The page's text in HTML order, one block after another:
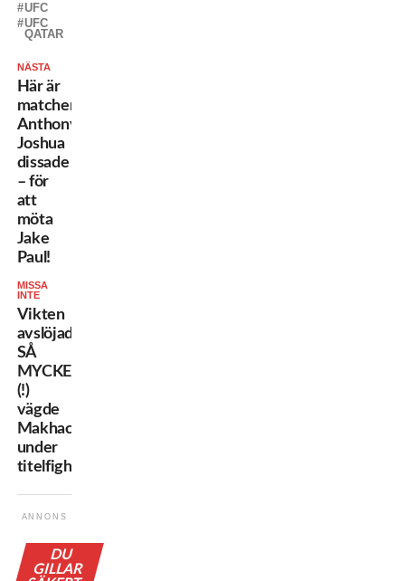
UFC
UFC
QATAR
NÄSTA
Här är
matchen
Anthony
Joshua
dissade
– för
att
möta
Jake
Paul!
MISSA
INTE
Vikten
avslöjad:
SÅ
MYCKET
(!)
vägde
Makhachev
under
titelfighten
ANNONS
DU
GILLAR